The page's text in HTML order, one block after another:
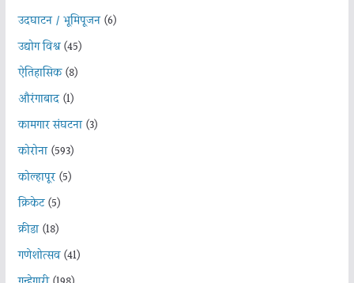
उदघाटन / भूमिपूजन(6)
उद्योग विश्व(45)
ऐतिहासिक(8)
औरंगाबाद(1)
कामगार संघटना(3)
कोरोना(593)
कोल्हापूर(5)
क्रिकेट(5)
क्रीडा(18)
गणेशोत्सव(41)